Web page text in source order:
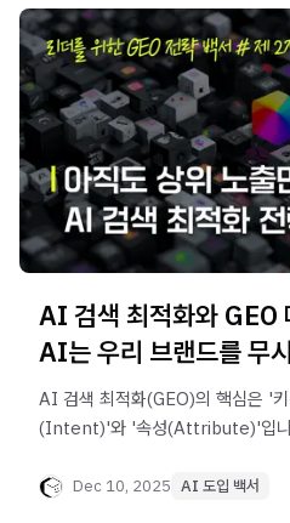
AI 검색 최적화와 GEO
AI는 우리 브랜드를 무
AI 검색 최적화(GEO)의 핵심은 '
(Intent)'와 '속성(Attribute)'입니
신뢰할까요? AI가 우리 브랜드를 '
Dec 10, 2025 AI 도입 백서